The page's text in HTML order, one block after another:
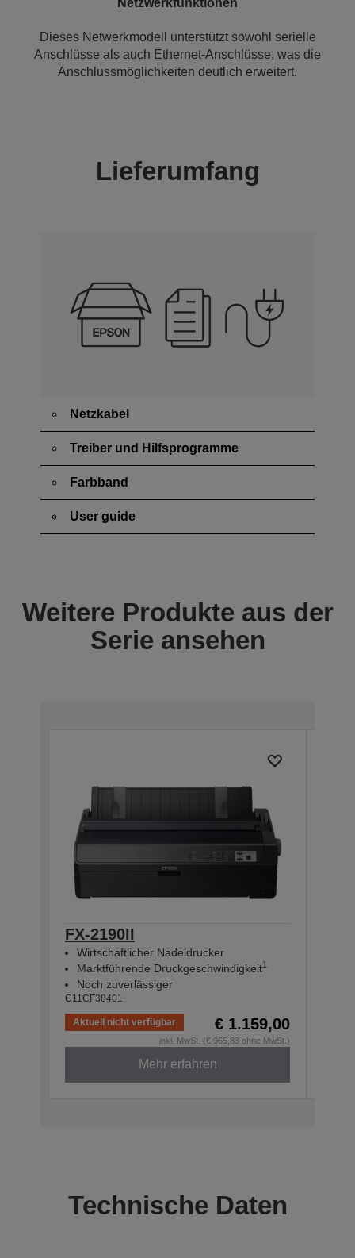
Netzwerkfunktionen
Dieses Netwerkmodell unterstützt sowohl serielle
Anschlüsse als auch Ethernet-Anschlüsse, was die
Anschlussmöglichkeiten deutlich erweitert.
Lieferumfang
Netzkabel
Treiber und Hilfsprogramme
Farbband
User guide
Weitere Produkte aus der
Serie ansehen
FX-2190II
Wirtschaftlicher Nadeldrucker
Marktführende Druckgeschwindigkeit1
Noch zuverlässiger
C11CF38401
Aktuell nicht verfügbar € 1.159,00
inkl. MwSt. (€ 965,83 ohne MwSt.)
Mehr erfahren
Technische Daten